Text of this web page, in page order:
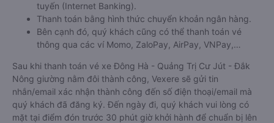
tuyến (Internet Banking).
Thanh toán bằng hình thức chuyển khoản ngân hàng.
Bên cạnh đó, quý khách cũng có thể thanh toán vé
thông qua các ví Momo, ZaloPay, AirPay, VNPay,…
Sau khi thanh toán vé xe Đông Hà - Quảng Trị Cư Jút - Đắk
Nông giường nằm đôi thành công, Vexere sẽ gửi tin
nhắn/email xác nhận thành công đến số điện thoại/email mà
quý khách đã đăng ký. Đến ngày đi, quý khách vui lòng có
mặt tại điểm đón trước 30 phút giờ khởi hành để chuẩn bị lên